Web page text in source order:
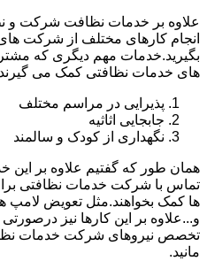
علاوه بر خدمات نظافت شرکت و
انجام کارهای مختلف از شرکت
بگیرید.خدمات مهم دیگری که
های خدمات نظافتی کمک می
پذیرایی در مراسم مختلف
جابجایی اثاثیه
نگهداری از کودک و سالمند
همان طور که گفتیم علاوه بر این
تماس با شرکت خدمات نظافتی
ها کمک بخواهند.مثل تعویض لامپ
و...علاوه بر این کارها نیز
تخصص نیروهای شرکت خدمات
مانید.